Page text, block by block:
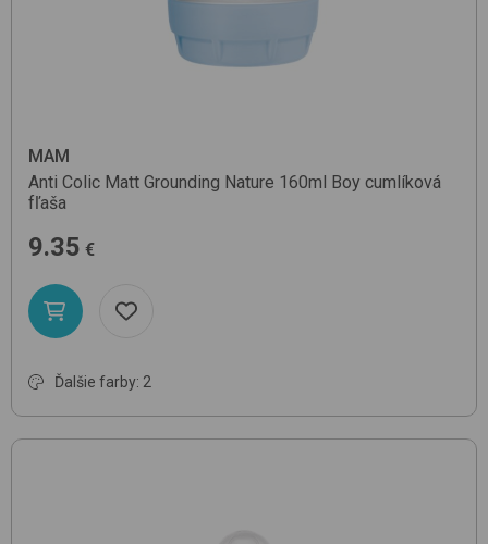
MAM
Anti Colic Matt Grounding Nature 160ml
Boy cumlíková
fľaša
9.35 €
Ďalšie farby: 2